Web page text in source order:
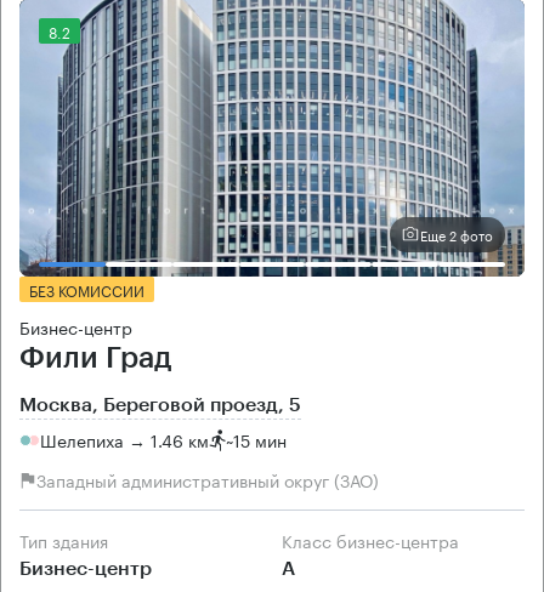
8.2
Еще 2 фото
БЕЗ КОМИССИИ
Бизнес-центр
Фили Град
Москва, Береговой проезд, 5
Шелепиха → 1.46 км ~15 мин
Западный административный округ (ЗАО)
Тип здания
Бизнес-центр
Класс бизнес-центра
А